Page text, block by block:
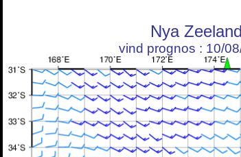
Nya
vind prognos : 10/